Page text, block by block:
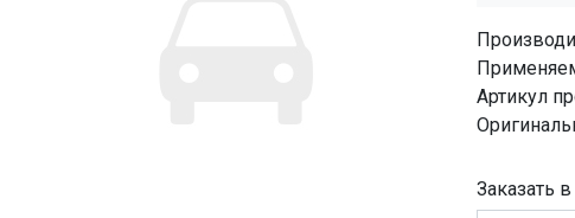
Артикул
Заказать